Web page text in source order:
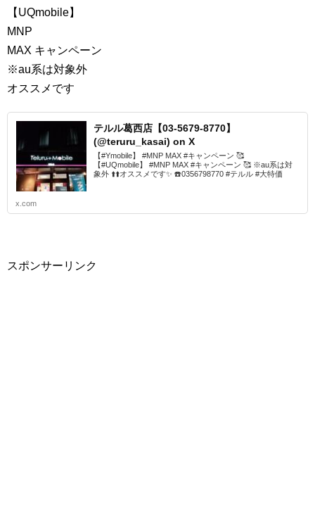
【UQmobile】
MNP
MAX キャンペーン
※au系は対象外
オススメです
テルル葛西店【03-5679-8770】
(@teruru_kasai) on X
【#Ymobile】 #MNP MAX #キャンペーン 🥰
【#UQmobile】 #MNP MAX #キャンペーン 🥰 ※au系は対
象外 ⬆️⬆️オススメです✨ ☎️0356798770 #テルル #大特価
x.com
スポンサーリンク